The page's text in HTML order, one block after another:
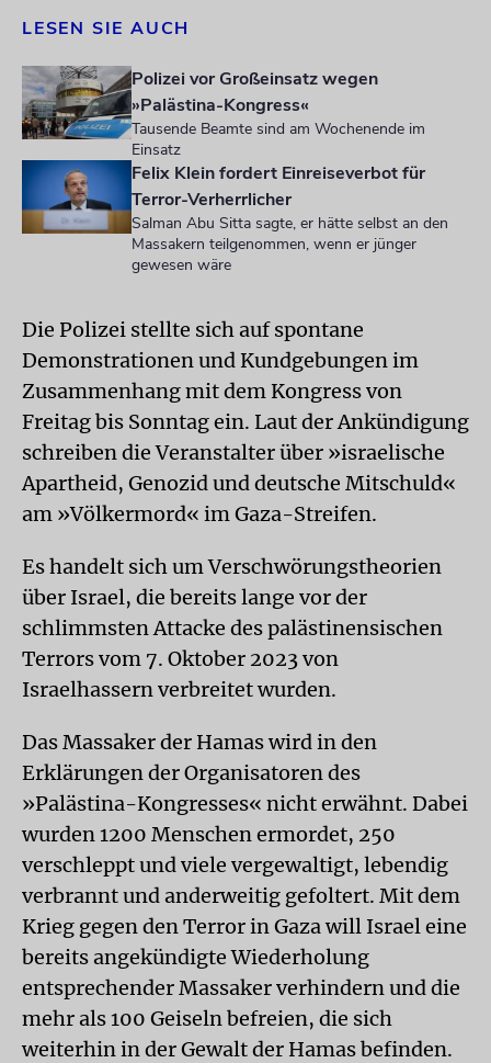
LESEN SIE AUCH
Polizei vor Großeinsatz wegen
»Palästina-Kongress«
Tausende Beamte sind am Wochenende im
Einsatz
Felix Klein fordert Einreiseverbot für
Terror-Verherrlicher
Salman Abu Sitta sagte, er hätte selbst an den
Massakern teilgenommen, wenn er jünger
gewesen wäre
Die Polizei stellte sich auf spontane
Demonstrationen und Kundgebungen im
Zusammenhang mit dem Kongress von
Freitag bis Sonntag ein. Laut der Ankündigung
schreiben die Veranstalter über »israelische
Apartheid, Genozid und deutsche Mitschuld«
am »Völkermord« im Gaza-Streifen.
Es handelt sich um Verschwörungstheorien
über Israel, die bereits lange vor der
schlimmsten Attacke des palästinensischen
Terrors vom 7. Oktober 2023 von
Israelhassern verbreitet wurden.
Das Massaker der Hamas wird in den
Erklärungen der Organisatoren des
»Palästina-Kongresses« nicht erwähnt. Dabei
wurden 1200 Menschen ermordet, 250
verschleppt und viele vergewaltigt, lebendig
verbrannt und anderweitig gefoltert. Mit dem
Krieg gegen den Terror in Gaza will Israel eine
bereits angekündigte Wiederholung
entsprechender Massaker verhindern und die
mehr als 100 Geiseln befreien, die sich
weiterhin in der Gewalt der Hamas befinden.